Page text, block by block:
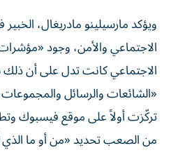
ويؤكد مارسيلينو مادريغال،
الاجتماعي والأمن، وجود
الاجتماعي كانت تدل على أن
«الشائعات والرسائل
تركّزت أولاً على موقع فيسبوك
من الصعب تحديد «من أو ما